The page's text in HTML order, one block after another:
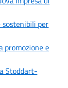
per
promozione e
Stoddart-